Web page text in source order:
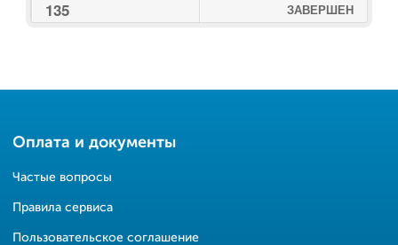
135 ЗАВЕРШЕН
Оплата и документы
Частые вопросы
Правила сервиса
Пользовательское соглашение